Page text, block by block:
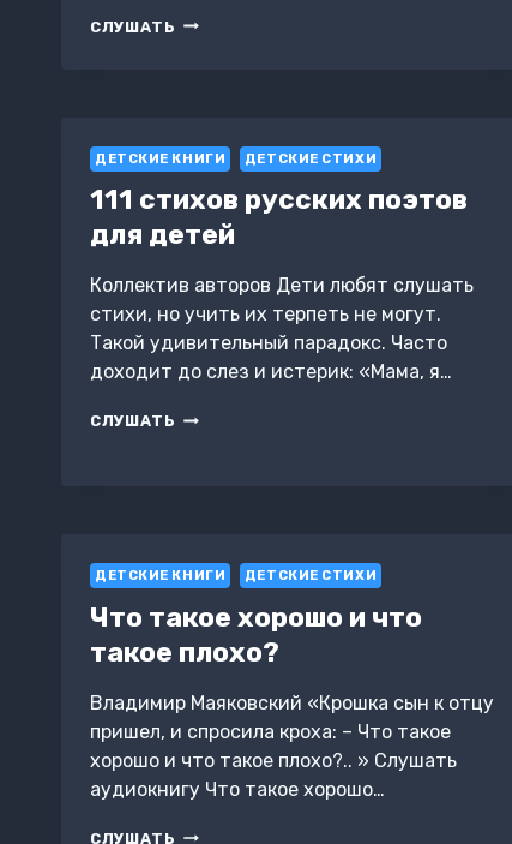
СЛУШАТЬ ВЕСЕЛЫЕ
ВАЛАХАНОВИЧ
ДЕТСКИЕ КНИГИ ДЕТСКИЕ СТИХИ
111 стихов русских поэтов
для детей
Коллектив авторов Дети любят слушать
стихи, но учить их терпеть не могут.
Такой удивительный парадокс. Часто
доходит до слез и истерик: «Мама, я…
СЛУШАТЬ 111
ДЕТСКИЕ КНИГИ ДЕТСКИЕ СТИХИ
Что такое хорошо и что
такое плохо?
Владимир Маяковский «Крошка сын к отцу
пришел, и спросила кроха: – Что такое
хорошо и что такое плохо?.. » Слушать
аудиокнигу Что такое хорошо…
СЛУШАТЬ ЧТО